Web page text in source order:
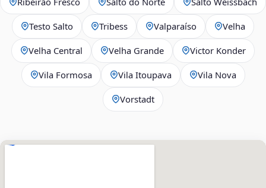
Testo Salto Tribess Valparaíso Velha
Velha Central Velha Grande Victor Konder
Vila Formosa Vila Itoupava Vila Nova
Vorstadt